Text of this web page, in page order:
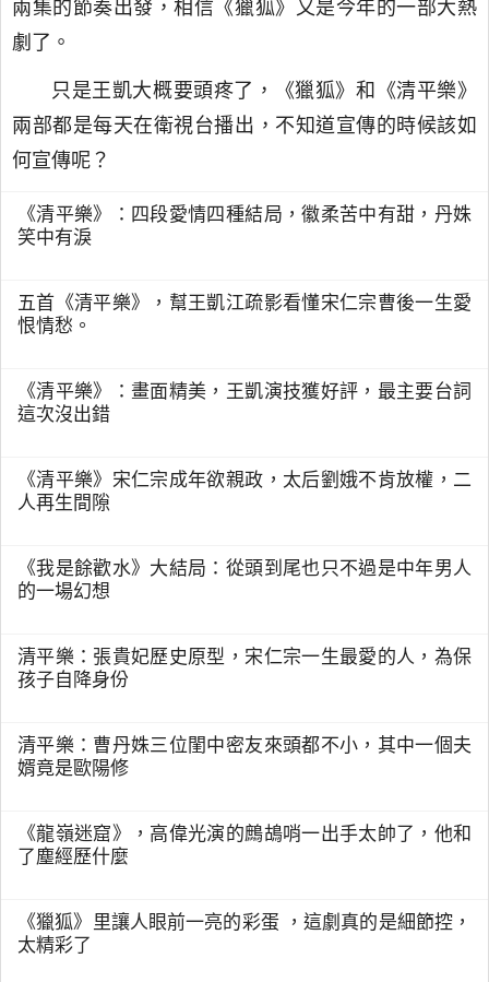
兩集的節奏出發，相信《獵狐》又是今年的一部大熱
劇了。
只是王凱大概要頭疼了，《獵狐》和《清平樂》
兩部都是每天在衛視台播出，不知道宣傳的時候該如
何宣傳呢？
《清平樂》：四段愛情四種結局，徽柔苦中有甜，丹姝
笑中有淚
五首《清平樂》，幫王凱江疏影看懂宋仁宗曹後一生愛
恨情愁。
《清平樂》：畫面精美，王凱演技獲好評，最主要台詞
這次沒出錯
《清平樂》宋仁宗成年欲親政，太后劉娥不肯放權，二
人再生間隙
《我是餘歡水》大結局：從頭到尾也只不過是中年男人
的一場幻想
清平樂：張貴妃歷史原型，宋仁宗一生最愛的人，為保
孩子自降身份
清平樂：曹丹姝三位閨中密友來頭都不小，其中一個夫
婿竟是歐陽修
《龍嶺迷窟》，高偉光演的鷓鴣哨一出手太帥了，他和
了塵經歷什麼
《獵狐》里讓人眼前一亮的彩蛋 ，這劇真的是細節控，
太精彩了